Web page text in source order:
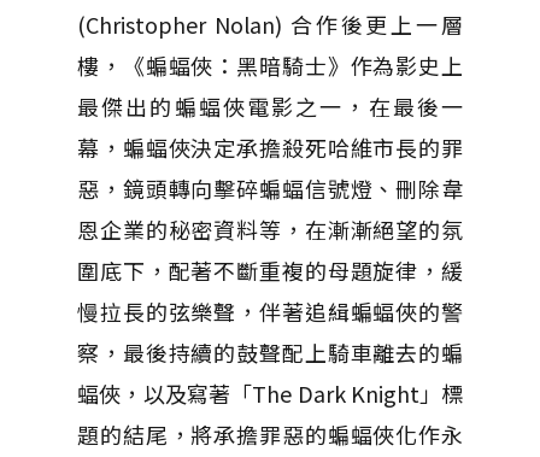
(Christopher Nolan) 合作後更上一層
樓，《蝙蝠俠：黑暗騎士》作為影史上
最傑出的蝙蝠俠電影之一，在最後一
幕，蝙蝠俠決定承擔殺死哈維市長的罪
惡，鏡頭轉向擊碎蝙蝠信號燈、刪除韋
恩企業的秘密資料等，在漸漸絕望的氛
圍底下，配著不斷重複的母題旋律，緩
慢拉長的弦樂聲，伴著追緝蝙蝠俠的警
察，最後持續的鼓聲配上騎車離去的蝙
蝠俠，以及寫著「The Dark Knight」標
題的結尾，將承擔罪惡的蝙蝠俠化作永